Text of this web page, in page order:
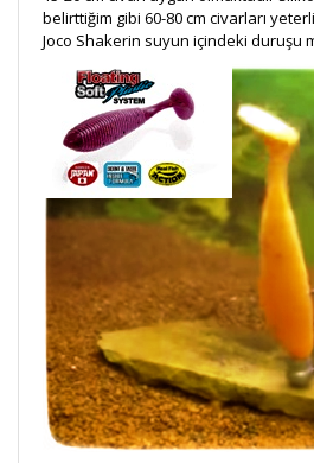
belirttiğim gibi 60-80 cm civarları
Joco Shakerin suyun içindeki duruşu